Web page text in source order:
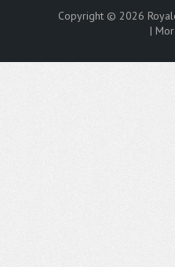
Copyright © 2026
|